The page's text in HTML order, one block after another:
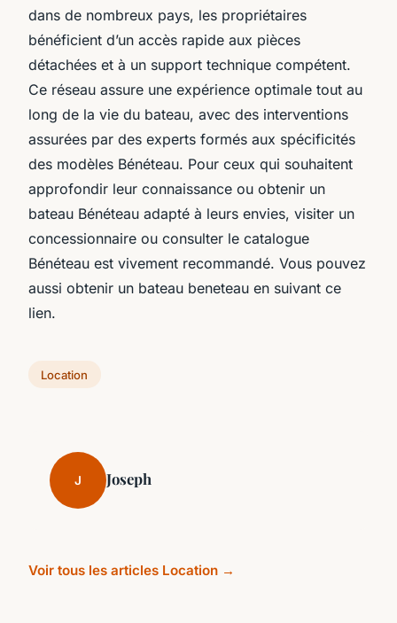
dans de nombreux pays, les propriétaires
bénéficient d’un accès rapide aux pièces
détachées et à un support technique compétent.
Ce réseau assure une expérience optimale tout au
long de la vie du bateau, avec des interventions
assurées par des experts formés aux spécificités
des modèles Bénéteau. Pour ceux qui souhaitent
approfondir leur connaissance ou obtenir un
bateau Bénéteau adapté à leurs envies, visiter un
concessionnaire ou consulter le catalogue
Bénéteau est vivement recommandé. Vous pouvez
aussi obtenir un bateau beneteau en suivant ce
lien.
Location
J Joseph
Voir tous les articles Location →